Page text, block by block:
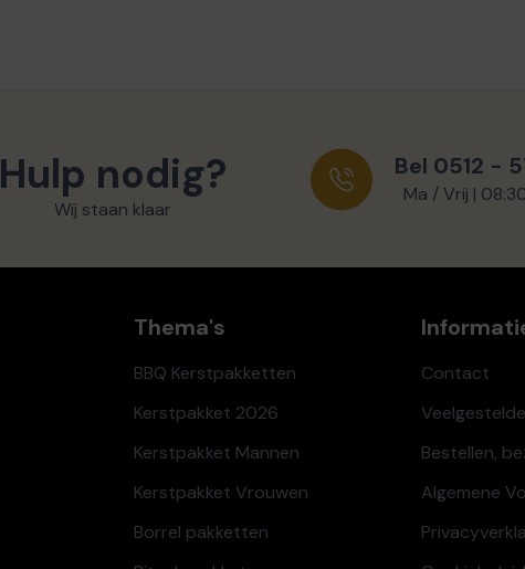
Hulp nodig?
Wij staan klaar
Bel 0512 -
Ma / Vrij |
Thema's
BBQ Kerstpakketten
Kerstpakket 2026
Kerstpakket Mannen
Kerstpakket Vrouwen
Borrel pakketten
Contact
Bestellen,
Algemene